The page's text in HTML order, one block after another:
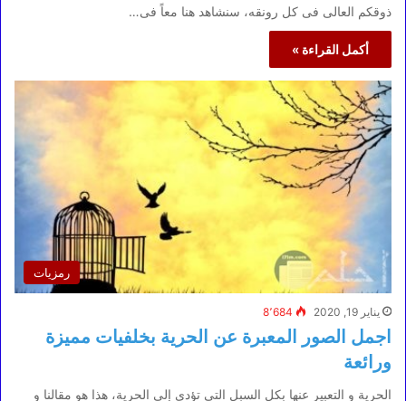
ذوقكم العالى فى كل رونقه، سنشاهد هنا معاً فى…
أكمل القراءة »
رمزيات
يناير 19, 2020 8٬684
اجمل الصور المعبرة عن الحرية بخلفيات مميزة
ورائعة
الحرية و التعبير عنها بكل السبل التى تؤدى إلى الحرية، هذا هو مقالنا و